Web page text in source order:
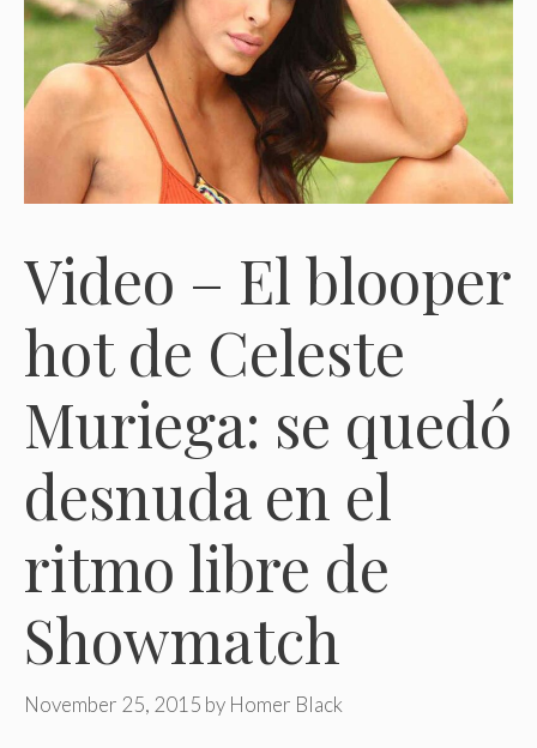
Video – El blooper
hot de Celeste
Muriega: se quedó
desnuda en el
ritmo libre de
Showmatch
November 25, 2015 by Homer Black